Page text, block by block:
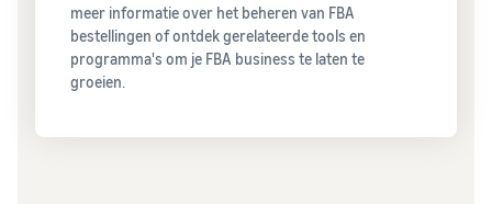
meer informatie over het beheren van FBA
bestellingen of ontdek gerelateerde tools en
programma's om je FBA business te laten te
groeien.